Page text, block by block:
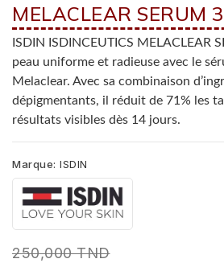
MELACLEAR SERUM
ISDIN ISDINCEUTICS MELACLEAR
peau uniforme et radieuse avec le
Melaclear. Avec sa combinaison
dépigmentants, il réduit de 71% les
résultats visibles dès 14 jours.
Marque: ISDIN
250,000 TND